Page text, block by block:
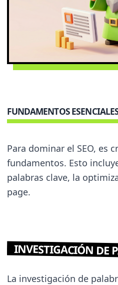
FUNDAMENTOS
Para dominar el SEO, es
fundamentos. Esto
palabras clave, la
page.
INVESTIGACIÓN DE
La investigación de